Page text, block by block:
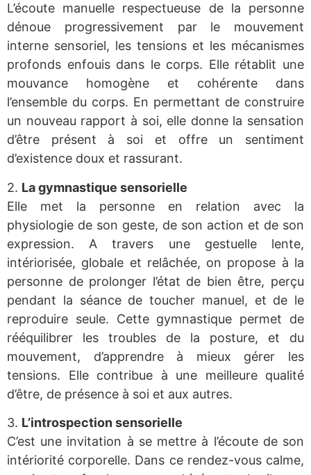
L’écoute manuelle respectueuse de la personne
dénoue progressivement par le mouvement
interne sensoriel, les tensions et les mécanismes
profonds enfouis dans le corps. Elle rétablit une
mouvance homogène et cohérente dans
l’ensemble du corps. En permettant de construire
un nouveau rapport à soi, elle donne la sensation
d’être présent à soi et offre un sentiment
d’existence doux et rassurant.
2. La gymnastique sensorielle
Elle met la personne en relation avec la
physiologie de son geste, de son action et de son
expression. A travers une gestuelle lente,
intériorisée, globale et relâchée, on propose à la
personne de prolonger l’état de bien être, perçu
pendant la séance de toucher manuel, et de le
reproduire seule. Cette gymnastique permet de
rééquilibrer les troubles de la posture, et du
mouvement, d’apprendre à mieux gérer les
tensions. Elle contribue à une meilleure qualité
d’être, de présence à soi et aux autres.
3. L’introspection sensorielle
C’est une invitation à se mettre à l’écoute de son
intériorité corporelle. Dans ce rendez-vous calme,